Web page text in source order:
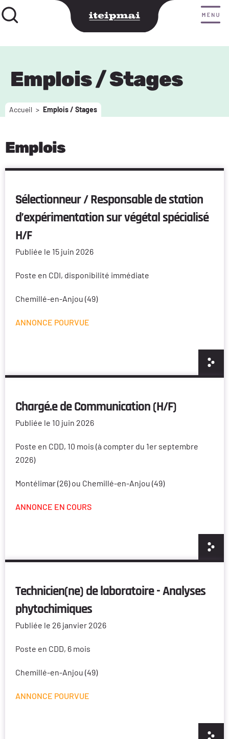
Emplois / Stages
Accueil > Emplois / Stages
Emplois
Sélectionneur / Responsable de station
d’expérimentation sur végétal spécialisé
H/F
Publiée le 15 juin 2026
Poste en CDI, disponibilité immédiate
Chemillé-en-Anjou (49)
ANNONCE POURVUE
Chargé.e de Communication (H/F)
Publiée le 10 juin 2026
Poste en CDD, 10 mois (à compter du 1er septembre
2026)
Montélimar (26) ou Chemillé-en-Anjou (49)
ANNONCE EN COURS
Technicien(ne) de laboratoire - Analyses
phytochimiques
Publiée le 26 janvier 2026
Poste en CDD, 6 mois
Chemillé-en-Anjou (49)
ANNONCE POURVUE